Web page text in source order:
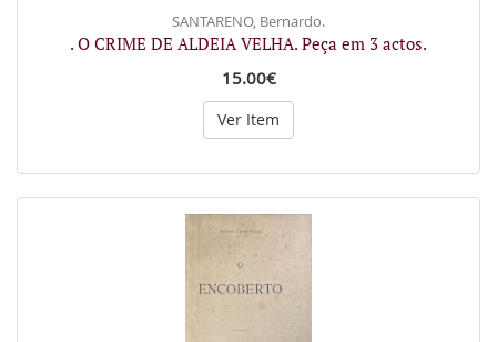
SANTARENO, Bernardo.
. O CRIME DE ALDEIA VELHA. Peça em 3 actos.
15.00€
Ver Item